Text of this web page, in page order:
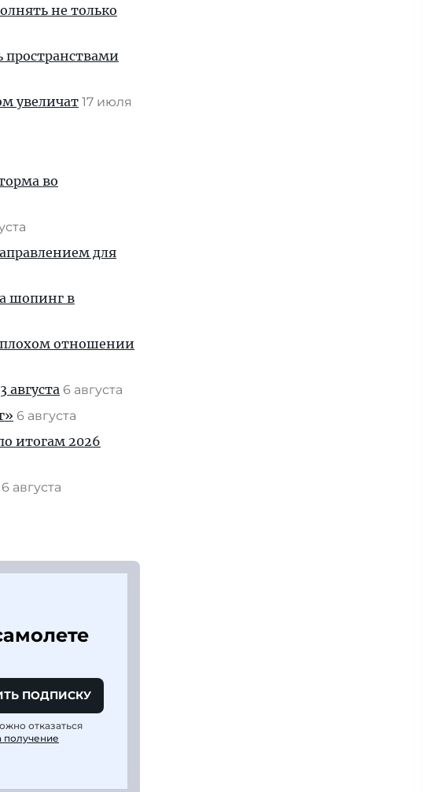
не только
пространствами
увеличат 17 июля
во
для
шопинг в
плохом отношении
августа 6 августа
6 августа
итогам 2026
6 августа
ПОДПИСКУ
отказаться
получение